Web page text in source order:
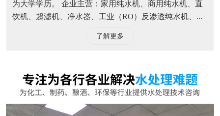
为大学学历。 企业主营：家用纯水机、商用纯水机、直
饮机、超滤机、净水器、工业（RO）反渗透纯水机、...
了解更多